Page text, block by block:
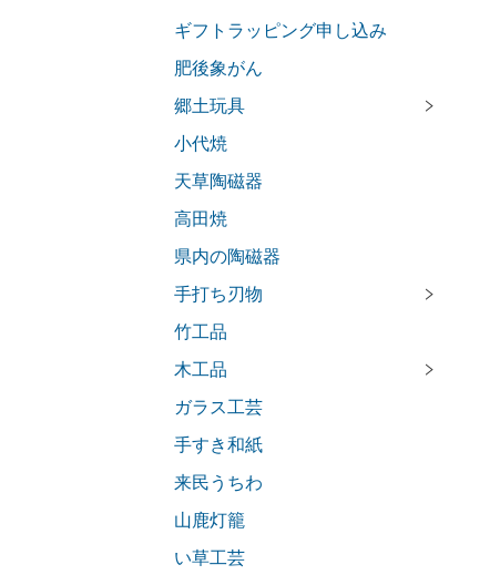
ギフトラッピング申し込み
肥後象がん
郷土玩具
小代焼
天草陶磁器
高田焼
県内の陶磁器
手打ち刃物
竹工品
木工品
ガラス工芸
手すき和紙
来民うちわ
山鹿灯籠
い草工芸